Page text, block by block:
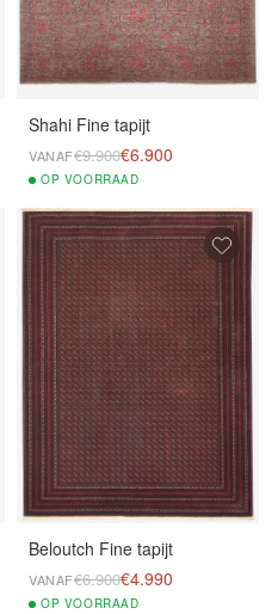
Shahi Fine tapijt
VANAF€9.900€6.900
OP VOORRAAD
Beloutch Fine tapijt
VANAF€6.900€4.990
OP VOORRAAD